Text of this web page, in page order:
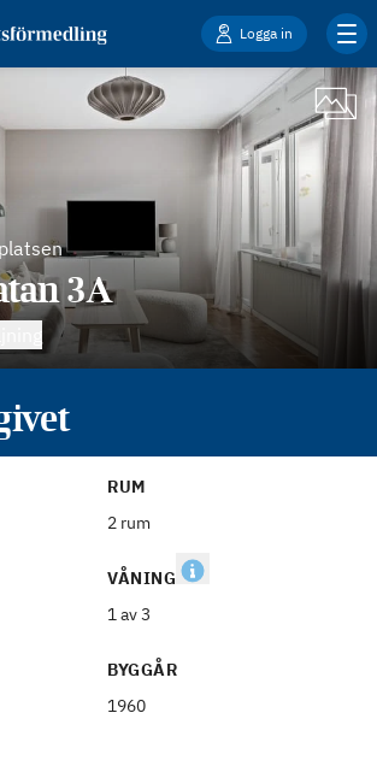
Logga in
3A
RUM
2 rum
VÅNING
1 av 3
BYGGÅR
1960